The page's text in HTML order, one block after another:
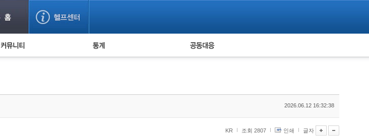
사기 예방했어요! 누적 피해사례 통계 피해자 공동대응
2026.06.12 16:32:38
KR 조회 2807 인쇄 글자